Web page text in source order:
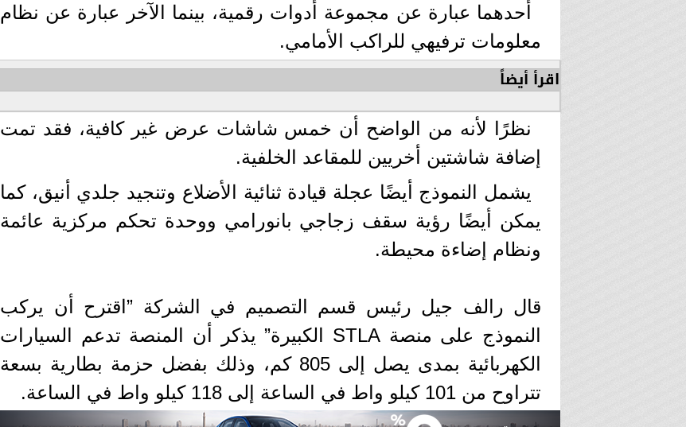
أحدهما عبارة عن مجموعة أدوات رقمية، بينما الآخر عبارة عن نظام
معلومات ترفيهي للراكب الأمامي.
اقرأ أيضاً
نظرًا لأنه من الواضح أن خمس شاشات عرض غير كافية، فقد تمت
إضافة شاشتين أخريين للمقاعد الخلفية.
يشمل النموذج أيضًا عجلة قيادة ثنائية الأضلاع وتنجيد جلدي أنيق، كما
يمكن أيضًا رؤية سقف زجاجي بانورامي ووحدة تحكم مركزية عائمة
ونظام إضاءة محيطة.
قال رالف جيل رئيس قسم التصميم في الشركة ”اقترح أن يركب
النموذج على منصة STLA الكبيرة” يذكر أن المنصة تدعم السيارات
الكهربائية بمدى يصل إلى 805 كم، وذلك بفضل حزمة بطارية بسعة
تتراوح من 101 كيلو واط في الساعة إلى 118 كيلو واط في الساعة.